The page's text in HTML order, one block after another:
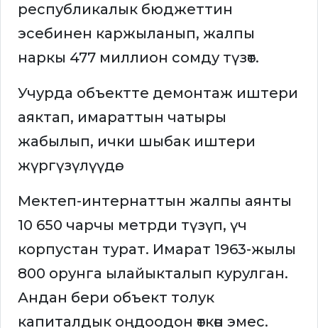
республикалык бюджеттин
эсебинен каржыланып, жалпы
наркы 477 миллион сомду түзөт.
Учурда объектте демонтаж иштери
аяктап, имараттын чатыры
жабылып, ички шыбак иштери
жүргүзүлүүдө.
Мектеп-интернаттын жалпы аянты
10 650 чарчы метрди түзүп, үч
корпустан турат. Имарат 1963-жылы
800 орунга ылайыкталып курулган.
Андан бери объект толук
капиталдык оңдоодон өткөн эмес.